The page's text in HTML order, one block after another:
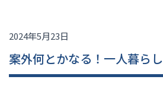
2024年5月23日
案外何とかなる！一人暮らし